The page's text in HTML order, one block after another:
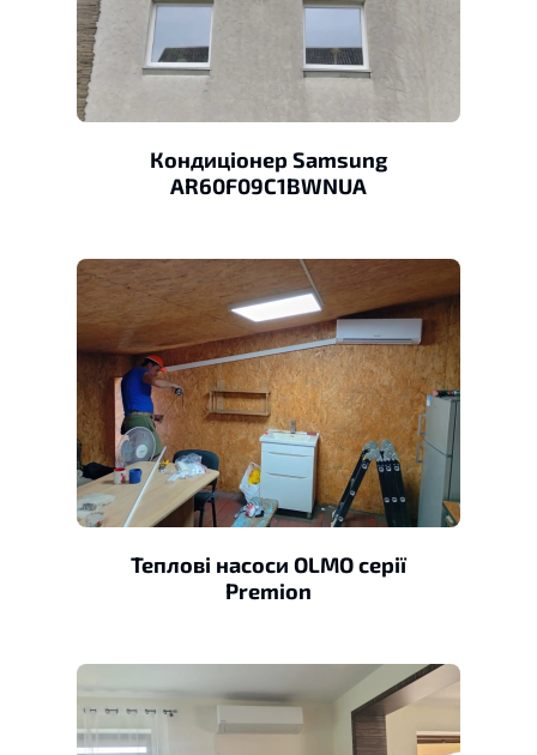
Кондиціонер Samsung
AR60F09C1BWNUA
Теплові насоси OLMO серії
Premion